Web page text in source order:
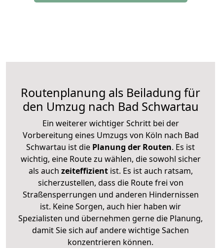
Routenplanung als Beiladung für
den Umzug nach Bad Schwartau
Ein weiterer wichtiger Schritt bei der
Vorbereitung eines Umzugs von Köln nach Bad
Schwartau ist die Planung der Routen. Es ist
wichtig, eine Route zu wählen, die sowohl sicher
als auch zeiteffizientist. Es ist auch ratsam,
sicherzustellen, dass die Route frei von
Straßensperrungen und anderen Hindernissen
ist. Keine Sorgen, auch hier haben wir
Spezialisten und übernehmen gerne die Planung,
damit Sie sich auf andere wichtige Sachen
konzentrieren können.